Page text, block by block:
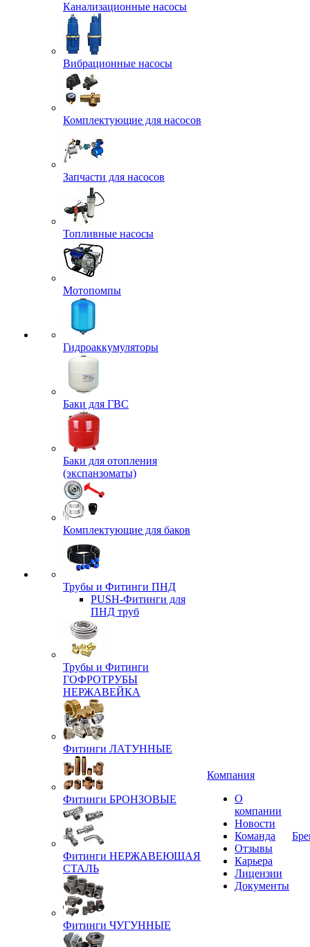
Канализационные насосы
Вибрационные насосы
Комплектующие для насосов
Запчасти для насосов
Топливные насосы
Мотопомпы
Гидроаккумуляторы
Баки для ГВС
Баки для отопления
(экспанзоматы)
Комплектующие для баков
Трубы и Фитинги ПНД
PUSH-Фитинги для
ПНД труб
Трубы и Фитинги
ГОФРОТРУБЫ
НЕРЖАВЕЙКА
Фитинги ЛАТУННЫЕ
Фитинги БРОНЗОВЫЕ
Фитинги НЕРЖАВЕЮЩАЯ
СТАЛЬ
Фитинги ЧУГУННЫЕ
Компания
О
компании
Новости
Команда
Отзывы
Карьера
Лицензии
Документы